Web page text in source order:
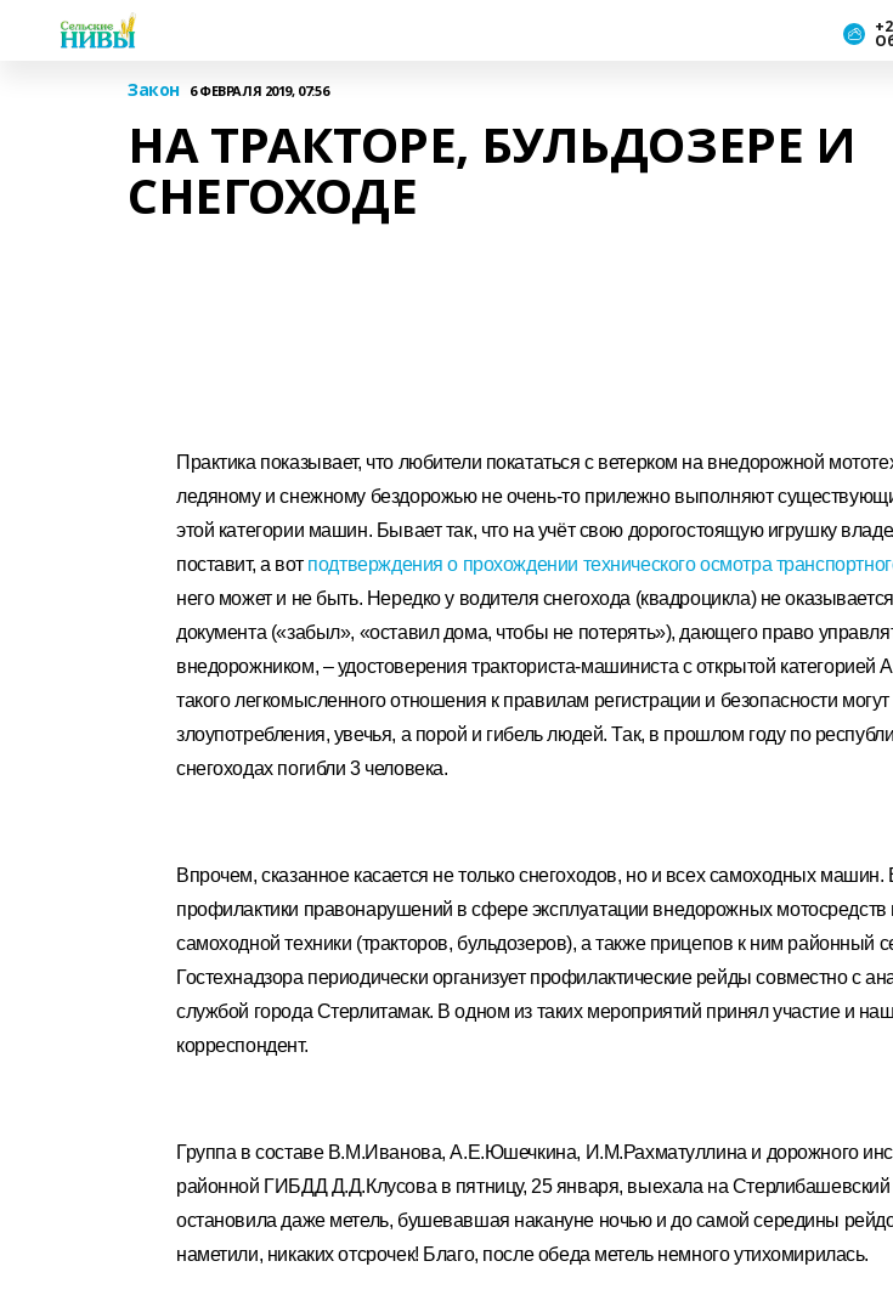
Закон 6 ФЕВРАЛЯ 2019, 07:56
НА ТРАКТОРЕ, БУЛЬДОЗЕРЕ И
СНЕГОХОДЕ
Практика показывает, что любители покататься с ветерком на внедорожной
ледяному и снежному бездорожью не очень-то прилежно выполняют
этой категории машин. Бывает так, что на учёт свою дорогостоящую игрушку
поставит, а вот подтверждения о прохождении технического осмотра
него может и не быть. Нередко у водителя снегохода (квадроцикла) не
документа («забыл», «оставил дома, чтобы не потерять»), дающего право
внедорожником, – удостоверения тракториста-машиниста с открытой категорией
такого легкомысленного отношения к правилам регистрации и безопасности могут
злоупотребления, увечья, а порой и гибель людей. Так, в прошлом году по
снегоходах погибли 3 человека.
Впрочем, сказанное касается не только снегоходов, но и всех самоходных машин.
профилактики правонарушений в сфере эксплуатации внедорожных мотосредств
самоходной техники (тракторов, бульдозеров), а также прицепов к ним районный
Гостехнадзора периодически организует профилактические рейды совместно с
службой города Стерлитамак. В одном из таких мероприятий принял участие и наш
корреспондент.
Группа в составе В.М.Иванова, А.Е.Юшечкина, И.М.Рахматуллина и дорожного
районной ГИБДД Д.Д.Клусова в пятницу, 25 января, выехала на Стерлибашевский
остановила даже метель, бушевавшая накануне ночью и до самой середины
наметили, никаких отсрочек! Благо, после обеда метель немного утихомирилась.